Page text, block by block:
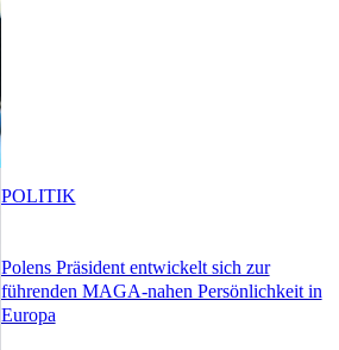
Polens Präsident entwickelt sich zur
führenden MAGA-nahen Persönlichkeit in
Europa
POLITIK